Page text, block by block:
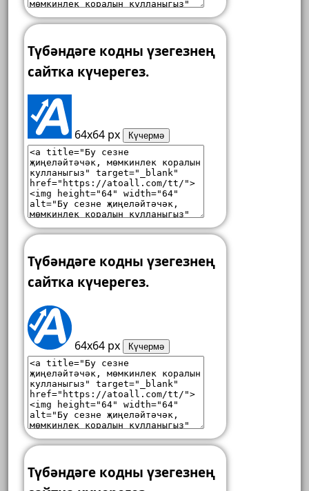
Түбәндәге кодны үзегезнең
сайтка күчерегез.
64x64 px Күчермә
Түбәндәге кодны үзегезнең
сайтка күчерегез.
64x64 px Күчермә
Түбәндәге кодны үзегезнең